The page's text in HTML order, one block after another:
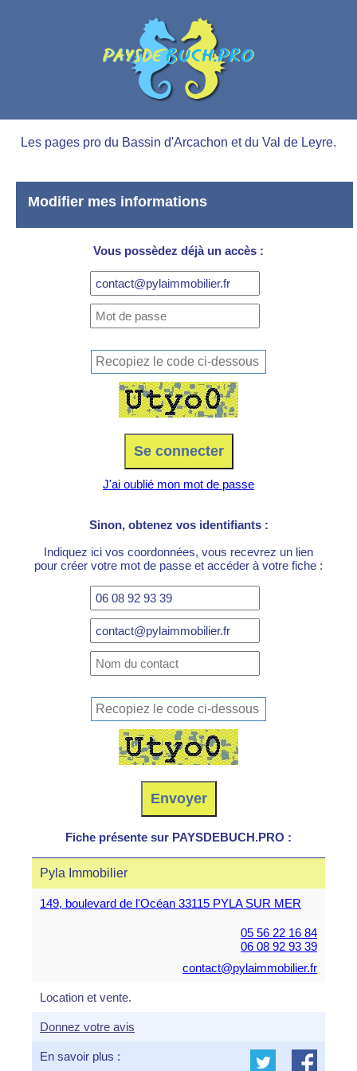
Les pages pro du Bassin d'Arcachon et du Val de Leyre.
Modifier mes informations
Vous possèdez déjà un accès :
J'ai oublié mon mot de passe
Sinon, obtenez vos identifiants :
Indiquez ici vos coordonnées, vous recevrez un lien
pour créer votre mot de passe et accéder à votre fiche :
Fiche présente sur PAYSDEBUCH.PRO :
Pyla Immobilier
149, boulevard de l'Océan 33115 PYLA SUR MER
05 56 22 16 84
06 08 92 93 39
contact@pylaimmobilier.fr
Location et vente.
Donnez votre avis
En savoir plus :